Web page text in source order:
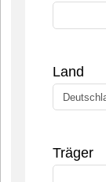
Land
Träger